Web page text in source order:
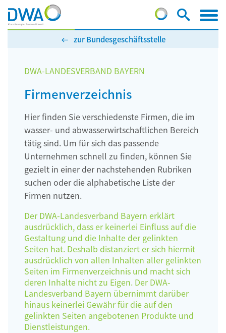
zur Bundesgeschäftsstelle
DWA-LANDESVERBAND BAYERN
Firmenverzeichnis
Hier finden Sie verschiedenste Firmen, die im
wasser- und abwasserwirtschaftlichen Bereich
tätig sind. Um für sich das passende
Unternehmen schnell zu finden, können Sie
gezielt in einer der nachstehenden Rubriken
suchen oder die alphabetische Liste der
Firmen nutzen.
Der DWA-Landesverband Bayern erklärt
ausdrücklich, dass er keinerlei Einfluss auf die
Gestaltung und die Inhalte der gelinkten
Seiten hat. Deshalb distanziert er sich hiermit
ausdrücklich von allen Inhalten aller gelinkten
Seiten im Firmenverzeichnis und macht sich
deren Inhalte nicht zu Eigen. Der DWA-
Landesverband Bayern übernimmt darüber
hinaus keinerlei Gewähr für die auf den
gelinkten Seiten angebotenen Produkte und
Dienstleistungen.